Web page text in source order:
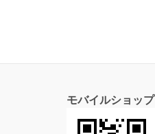
モバイルショップ